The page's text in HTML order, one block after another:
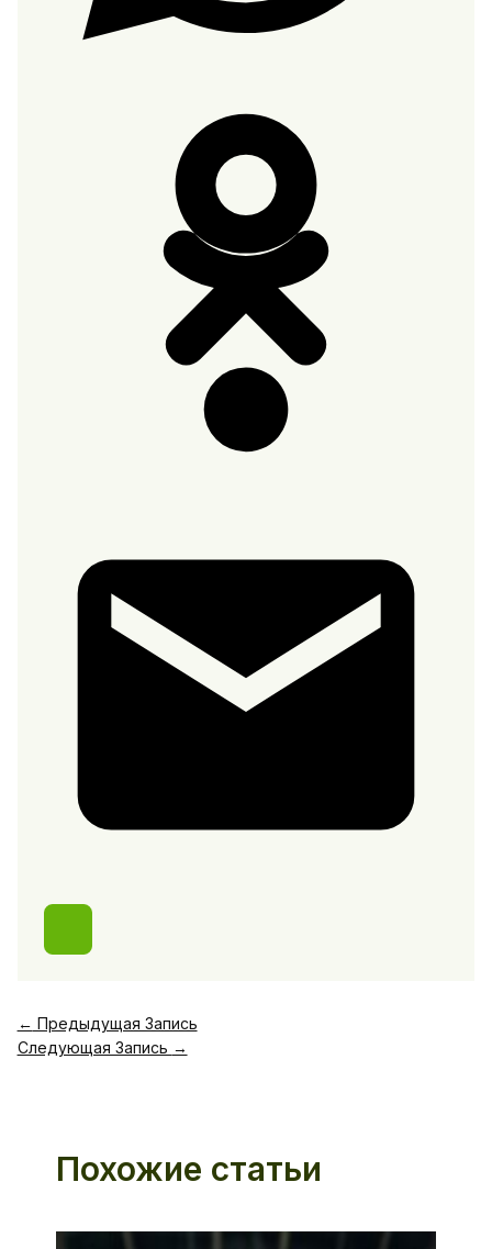
← Предыдущая Запись
Следующая Запись →
Похожие статьи